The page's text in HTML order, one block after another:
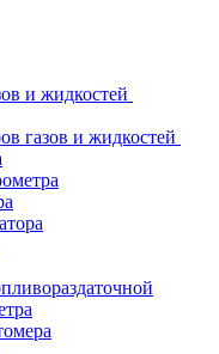
и жидкостей
газов и жидкостей